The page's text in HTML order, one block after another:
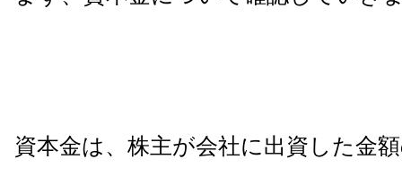
資本金は、株主が会社に出資した金